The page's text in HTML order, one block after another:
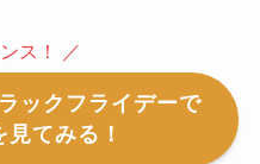
ス！ ／
ックフライデーで
てみる！